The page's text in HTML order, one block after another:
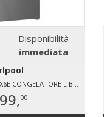
Disponibilità
immediata
WHIRLPOOL WHFF6404X6E CONGELATORE LIBERA INSTALLAZIONE
00